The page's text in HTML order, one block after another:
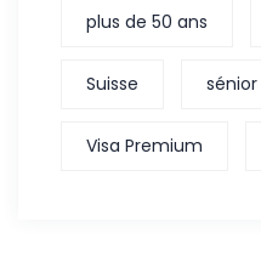
plus de 50 ans
Suisse sénior
Visa Premium